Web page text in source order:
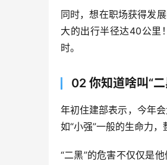
同时，想在职场获得发
大的出行半径达40公里
时。
02 你知道啥叫“二
年初住建部表示，今年
如“小强”一般的生命力，
“二黑”的危害不仅仅是